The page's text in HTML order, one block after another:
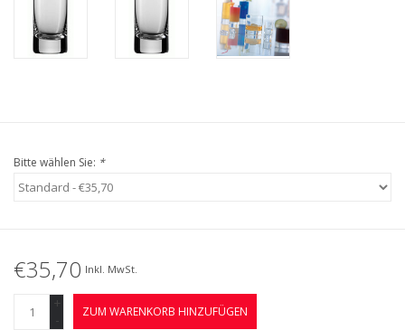
Bitte wählen Sie: *
€35,70 Inkl. MwSt.
+
-
ZUM WARENKORB HINZUFÜGEN